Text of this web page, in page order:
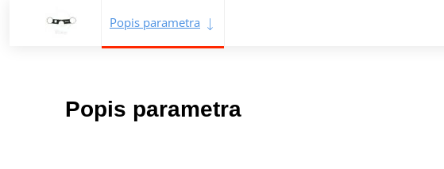
Popis parametra
Popis parametra